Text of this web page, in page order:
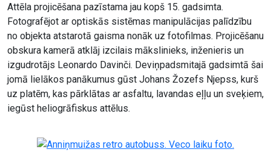
Attēla projicēšana pazīstama jau kopš 15. gadsimta.
Fotografējot ar optiskās sistēmas manipulācijas palīdzību
no objekta atstarotā gaisma nonāk uz fotofilmas. Projicēšanu
obskura kamerā atklāj izcilais mākslinieks, inženieris un
izgudrotājs Leonardo Davinči. Deviņpadsmitajā gadsimtā šai
jomā lielākos panākumus gūst Johans Žozefs Njepss, kurš
uz platēm, kas pārklātas ar asfaltu, lavandas eļļu un sveķiem,
iegūst heliogrāfiskus attēlus.